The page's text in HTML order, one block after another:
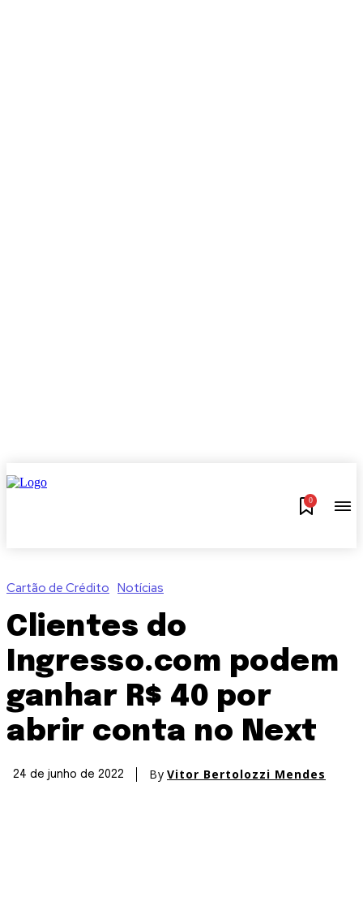
0
Cartão de Crédito Notícias
Clientes do
Ingresso.com podem
ganhar R$ 40 por
abrir conta no Next
24 de junho de 2022 By Vitor Bertolozzi Mendes